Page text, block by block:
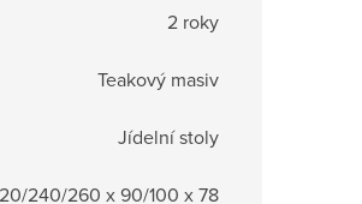
2 roky
Teakový masiv
Jídelní stoly
240/260 x 90/100 x 78